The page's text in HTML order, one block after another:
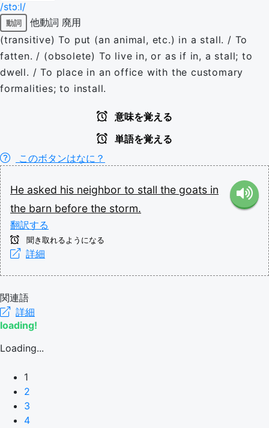
/stɔːl/
動詞 他動詞 廃用
(transitive) To put (an animal, etc.) in a stall. / To
fatten. / (obsolete) To live in, or as if in, a stall; to
dwell. / To place in an office with the customary
formalities; to install.
意味を覚える
単語を覚える
このボタンはなに？
He asked his neighbor to stall the goats in
the barn before the storm.
翻訳する
聞き取れるようになる
詳細
関連語
詳細
loading!
Loading...
1
2
3
4